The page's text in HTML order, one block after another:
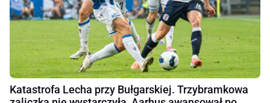
Katastrofa Lecha przy Bułgarskiej. Trzybramkowa